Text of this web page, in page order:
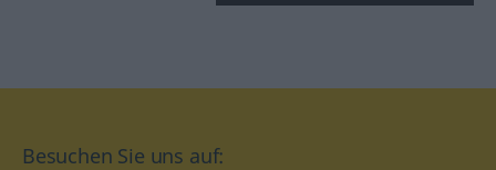
Besuchen Sie uns auf: